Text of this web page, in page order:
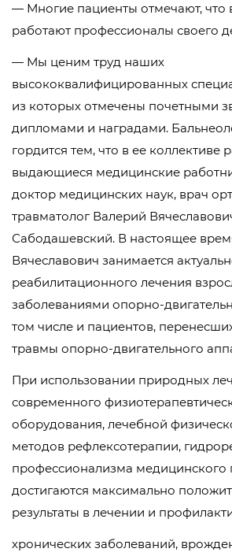
— Многие пациенты отмечают, что
работают профессионалы своего
— Мы ценим труд наших
высококвалифицированных
из которых отмечены почетными
дипломами и наградами.
гордится тем, что в ее коллективе
выдающиеся медицинские
доктор медицинских наук, врач
травматолог Валерий
Сабодашевский. В настоящее
Вячеславович занимается
реабилитационного лечения
заболеваниями опорно-
том числе и пациентов,
травмы опорно-двигательного
При использовании природных
современного
оборудования, лечебной
методов рефлексотерапии,
профессионализма медицинского
достигаются максимально
результаты в лечении и
хронических заболеваний,